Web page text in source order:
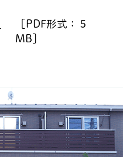
［PDF形式：５
MB］